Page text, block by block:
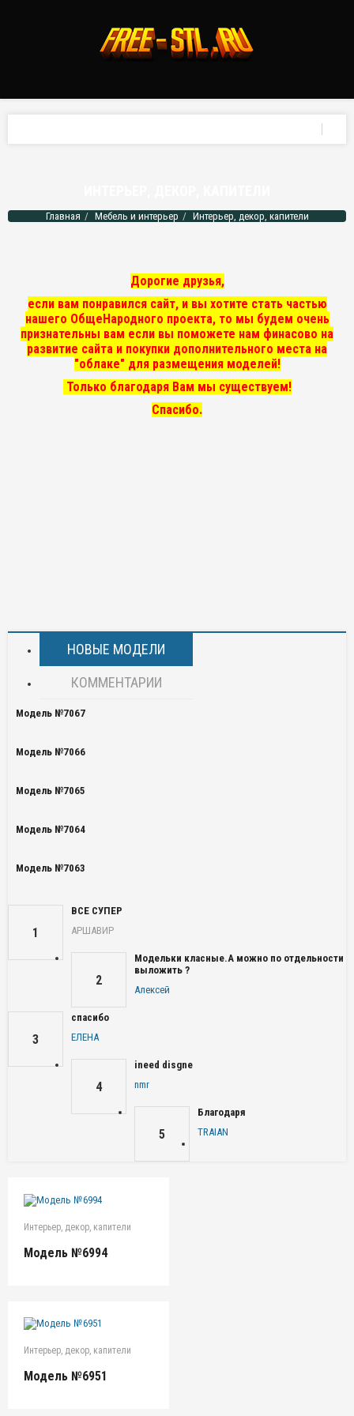
Главная Мебель и интерьер Интерьер, декор, капители
Дорогие друзья,
если вам понравился сайт, и вы хотите стать частью
нашего ОбщеНародного проекта, то мы будем очень
признательны вам если вы поможете нам финасово на
развитие сайта и покупки дополнительного места на
"облаке" для размещения моделей!
Только благодаря Вам мы существуем!
Спасибо.
НОВЫЕ МОДЕЛИ
КОММЕНТАРИИ
Модель №7067
Модель №7066
Модель №7065
Модель №7064
Модель №7063
1
ВСЕ СУПЕР
АРШАВИР
2
Модельки класные.А можно по отдельности
выложить ?
Алексей
3
спасибо
ЕЛЕНА
4
ineed disgne
nmr
5
Благодаря
TRAIAN
Интерьер, декор, капители
Модель №6994
Интерьер, декор, капители
Модель №6951